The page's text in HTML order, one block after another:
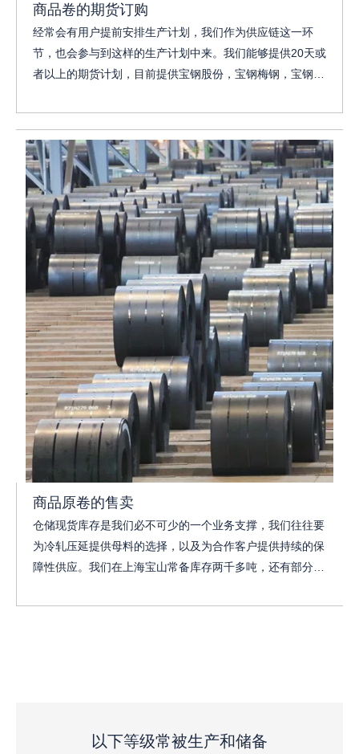
商品卷的期货订购
经常会有用户提前安排生产计划，我们作为供应链这一环
节，也会参与到这样的生产计划中来。我们能够提供20天或
者以上的期货计划，目前提供宝钢股份，宝钢梅钢，宝钢湛
的合作中，我们熟悉环节与对接人员，我们能够更及时的了
用户做好提前生产计划的安排。
商品原卷的售卖
仓储现货库存是我们必不可少的一个业务支撑，我们往往要
为冷轧压延提供母料的选择，以及为合作客户提供持续的保
障性供应。我们在上海宝山常备库存两千多吨，还有部分在
钢，本钢等一二线大型钢厂，价格随行就市是我们定价常采
以下等级常被生产和储备